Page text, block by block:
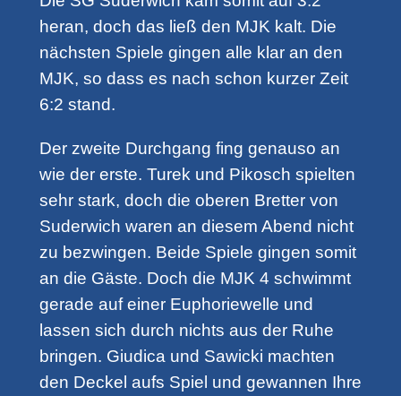
heran, doch das ließ den MJK kalt. Die
nächsten Spiele gingen alle klar an den
MJK, so dass es nach schon kurzer Zeit
6:2 stand.
Der zweite Durchgang fing genauso an
wie der erste. Turek und Pikosch spielten
sehr stark, doch die oberen Bretter von
Suderwich waren an diesem Abend nicht
zu bezwingen. Beide Spiele gingen somit
an die Gäste. Doch die MJK 4 schwimmt
gerade auf einer Euphoriewelle und
lassen sich durch nichts aus der Ruhe
bringen. Giudica und Sawicki machten
den Deckel aufs Spiel und gewannen Ihre